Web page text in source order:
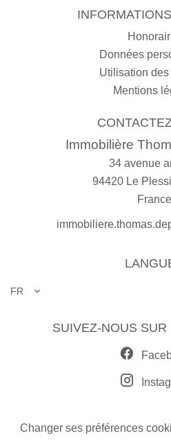
Données
Utilisation
Mentions
Immobilière
34 avenue
94420 Le
France
FR
SUIVEZ-NOUS
Changer ses préférences